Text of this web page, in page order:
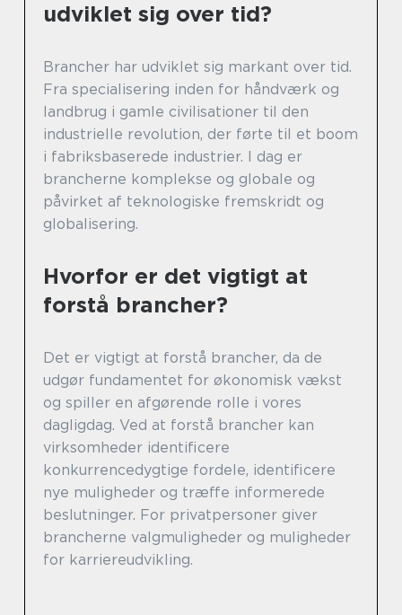
udviklet sig over tid?
Brancher har udviklet sig markant over tid.
Fra specialisering inden for håndværk og
landbrug i gamle civilisationer til den
industrielle revolution, der førte til et boom
i fabriksbaserede industrier. I dag er
brancherne komplekse og globale og
påvirket af teknologiske fremskridt og
globalisering.
Hvorfor er det vigtigt at
forstå brancher?
Det er vigtigt at forstå brancher, da de
udgør fundamentet for økonomisk vækst
og spiller en afgørende rolle i vores
dagligdag. Ved at forstå brancher kan
virksomheder identificere
konkurrencedygtige fordele, identificere
nye muligheder og træffe informerede
beslutninger. For privatpersoner giver
brancherne valgmuligheder og muligheder
for karriereudvikling.